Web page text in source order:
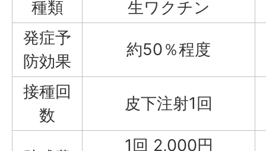
種類
生ワクチン
発症予
防効果
約50％程度
接種回
数
皮下注射1回
1回 2,000円